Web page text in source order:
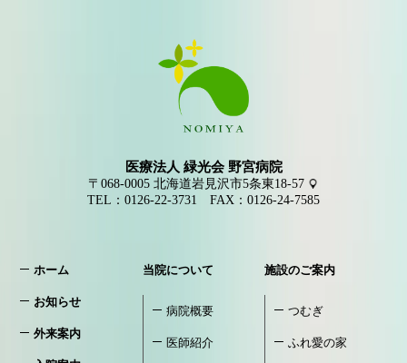
医療法人 緑光会 野宮病院
〒068-0005 北海道岩見沢市5条東18-57
TEL： 0126-22-3731 FAX：0126-24-7585
ホーム
お知らせ
外来案内
当院について
病院概要
医師紹介
施設のご案内
つむぎ
ふれ愛の家